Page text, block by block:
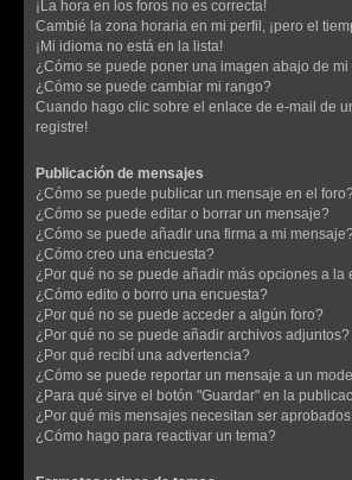
¡La hora en los foros no es correcta!
Cambié la zona horaria en mi perfil, ¡pero el
¡Mi idioma no está en la lista!
¿Cómo se puede poner una imagen abajo de
¿Cómo se puede cambiar mi rango?
Cuando hago clic sobre el enlace de e-mail de
registre!
Publicación de mensajes
¿Cómo se puede publicar un mensaje en el
¿Cómo se puede editar o borrar un mensaje?
¿Cómo se puede añadir una firma a mi
¿Cómo creo una encuesta?
¿Por qué no se puede añadir más opciones a la
¿Cómo edito o borro una encuesta?
¿Por qué no se puede acceder a algún foro?
¿Por qué no se puede añadir archivos adjuntos?
¿Por qué recibí una advertencia?
¿Cómo se puede reportar un mensaje a un
¿Para qué sirve el botón "Guardar" en la
¿Por qué mis mensajes necesitan ser
¿Cómo hago para reactivar un tema?